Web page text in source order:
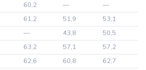
60,2 —
—
61,2 51,9
53,1
— 43,8
50,5
63,2 57,1
57,2
62,6 60,8
62,7